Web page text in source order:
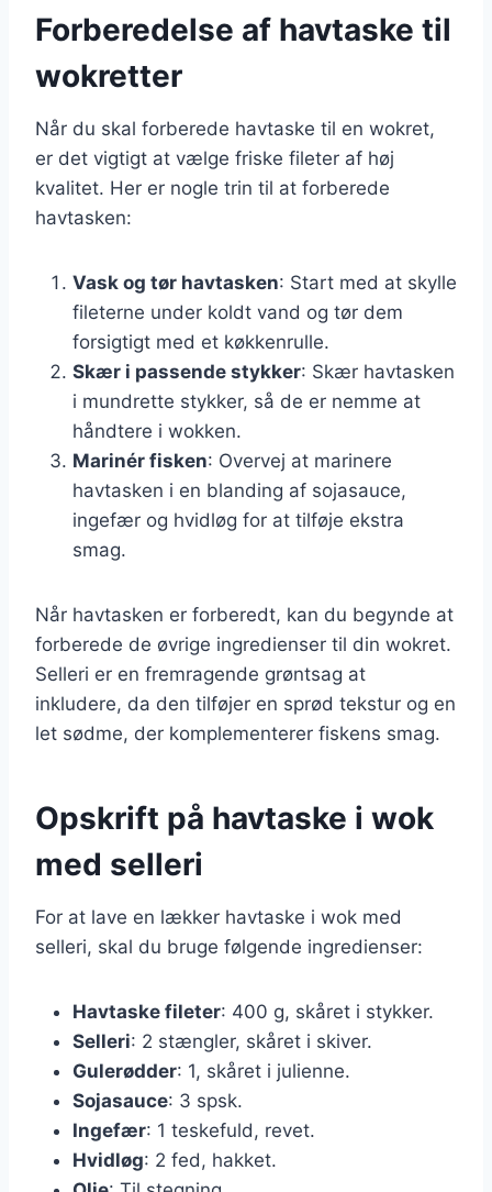
Forberedelse af havtaske til
wokretter
Når du skal forberede havtaske til en wokret,
er det vigtigt at vælge friske fileter af høj
kvalitet. Her er nogle trin til at forberede
havtasken:
Vask og tør havtasken: Start med at skylle
fileterne under koldt vand og tør dem
forsigtigt med et køkkenrulle.
Skær i passende stykker: Skær havtasken
i mundrette stykker, så de er nemme at
håndtere i wokken.
Marinér fisken: Overvej at marinere
havtasken i en blanding af sojasauce,
ingefær og hvidløg for at tilføje ekstra
smag.
Når havtasken er forberedt, kan du begynde at
forberede de øvrige ingredienser til din wokret.
Selleri er en fremragende grøntsag at
inkludere, da den tilføjer en sprød tekstur og en
let sødme, der komplementerer fiskens smag.
Opskrift på havtaske i wok
med selleri
For at lave en lækker havtaske i wok med
selleri, skal du bruge følgende ingredienser:
Havtaske fileter: 400 g, skåret i stykker.
Selleri: 2 stængler, skåret i skiver.
Gulerødder: 1, skåret i julienne.
Sojasauce: 3 spsk.
Ingefær: 1 teskefuld, revet.
Hvidløg: 2 fed, hakket.